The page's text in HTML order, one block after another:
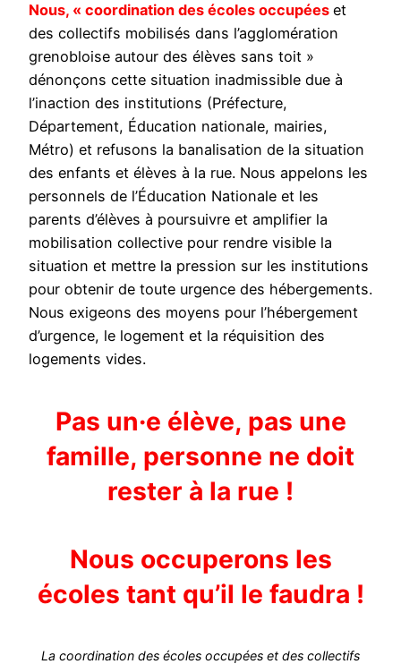
Nous, « coordination des écoles occupées et
des collectifs mobilisés dans l’agglomération
grenobloise autour des élèves sans toit »
dénonçons cette situation inadmissible due à
l’inaction des institutions (Préfecture,
Département, Éducation nationale, mairies,
Métro) et refusons la banalisation de la situation
des enfants et élèves à la rue. Nous appelons les
personnels de l’Éducation Nationale et les
parents d’élèves à poursuivre et amplifier la
mobilisation collective pour rendre visible la
situation et mettre la pression sur les institutions
pour obtenir de toute urgence des hébergements.
Nous exigeons des moyens pour l’hébergement
d’urgence, le logement et la réquisition des
logements vides.
Pas un·e élève, pas une
famille, personne ne doit
rester à la rue !
Nous occuperons les
écoles tant qu’il le faudra !
La coordination des écoles occupées et des collectifs